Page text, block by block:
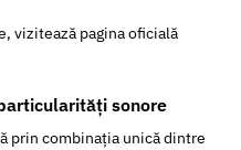
vizitează pagina oficială
sonore
prin combinația unică dintre